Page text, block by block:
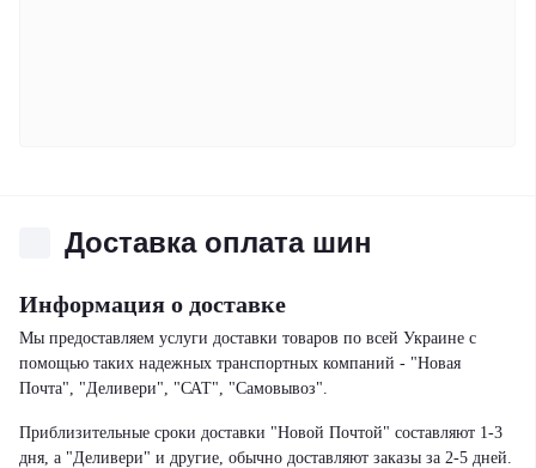
Доставка оплата шин
Информация о доставке
Мы предоставляем услуги доставки товаров по всей Украине с
помощью таких надежных транспортных компаний - "Новая
Почта", "Деливери", "САТ", "Самовывоз".
Приблизительные сроки доставки "Новой Почтой" составляют 1-3
дня, а "Деливери" и другие, обычно доставляют заказы за 2-5 дней.